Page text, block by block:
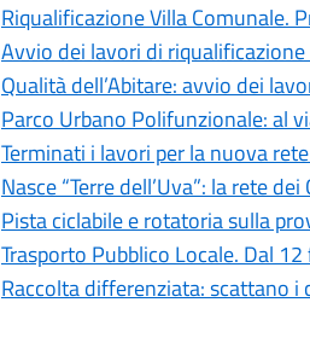
Riqualificazione Villa Comunale.
Avvio dei lavori di
Qualità dell’Abitare: avvio dei
Parco Urbano Polifunzionale: al
Terminati i lavori per la nuova
Nasce “Terre dell’Uva”: la rete
Pista ciclabile e rotatoria sulla
Trasporto Pubblico Locale. Dal
Raccolta differenziata: scattano i